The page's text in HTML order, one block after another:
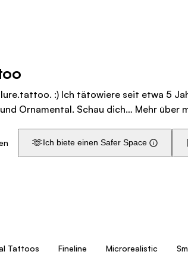
:) Ich tätowiere seit etwa 5
Ornamental. Schau dich… Mehr über
🫶Ich biete einen Safer Space
Tattoos Fineline Microrealistic